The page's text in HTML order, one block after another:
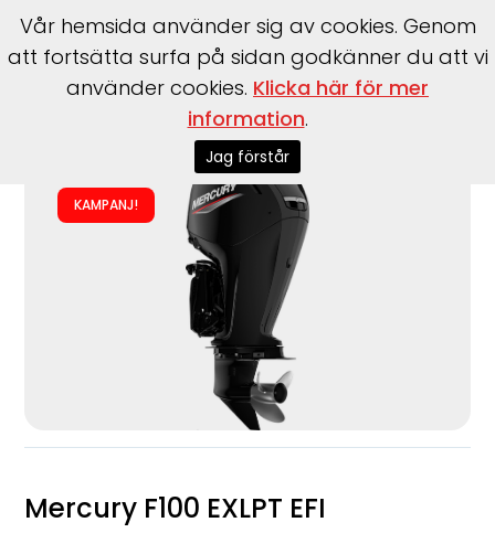
Utombordare>Mercury
KAMPANJ!
Mercury F100 EXLPT EFI
Vår hemsida använder sig av cookies. Genom
att fortsätta surfa på sidan godkänner du att vi
använder cookies. Klicka här för mer
information.
Jag förstår